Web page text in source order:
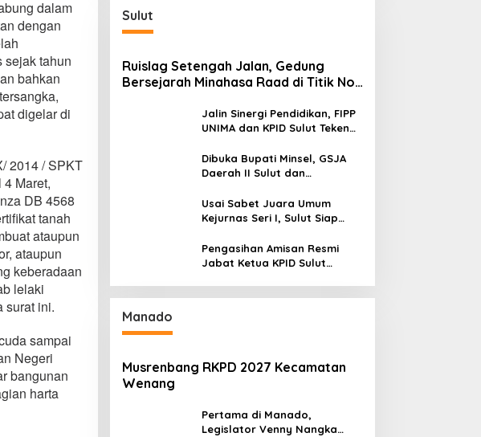
dalam
dengan
sejak tahun
bahkan
digelar di
2014 / SPKT
Maret,
DB 4568
tanah
ataupun
ataupun
keberadaan
lelaki
surat ini.
sampai
Negeri
bangunan
harta
Sulut
Ruislag Setengah Jalan, Gedung
Bersejarah Minahasa Raad di Titik Nol
Jalin Sinergi Pendidikan, FIPP
UNIMA dan KPID Sulut Teken
Antusias Serap Materi Literasi
Penyiaran
Dibuka Bupati Minsel, GSJA
Daerah II Sulut dan
Rakerda di Amurang
Usai Sabet Juara Umum
Kejurnas Seri I, Sulut Siap
Seri II Piala Presiden di
Tompaso
Pengasihan Amisan Resmi
Jabat Ketua KPID Sulut
Manado
Musrenbang RKPD 2027 Kecamatan
Wenang
Pertama di Manado,
Legislator Venny Nangka